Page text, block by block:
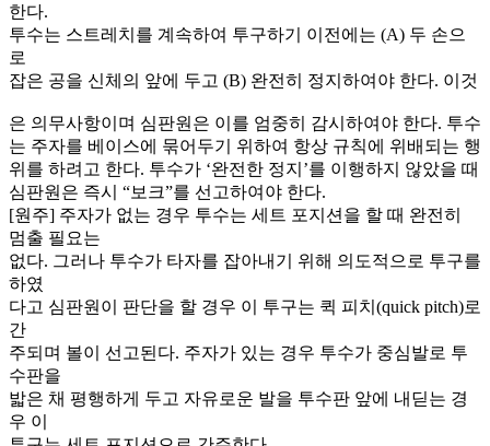
한다.
투수는 스트레치를 계속하여 투구하기 이전에는 (A) 두 손으
로
잡은 공을 신체의 앞에 두고 (B) 완전히 정지하여야 한다. 이것
은 의무사항이며 심판원은 이를 엄중히 감시하여야 한다. 투수
는 주자를 베이스에 묶어두기 위하여 항상 규칙에 위배되는 행
위를 하려고 한다. 투수가 ‘완전한 정지’를 이행하지 않았을 때
심판원은 즉시 “보크”를 선고하여야 한다.
[원주] 주자가 없는 경우 투수는 세트 포지션을 할 때 완전히
멈출 필요는
없다. 그러나 투수가 타자를 잡아내기 위해 의도적으로 투구를
하였
다고 심판원이 판단을 할 경우 이 투구는 퀵 피치(quick pitch)로
간
주되며 볼이 선고된다. 주자가 있는 경우 투수가 중심발로 투
수판을
밟은 채 평행하게 두고 자유로운 발을 투수판 앞에 내딛는 경
우 이